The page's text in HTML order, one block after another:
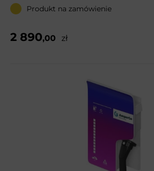
Produkt na zamówienie
2 890,00 zł